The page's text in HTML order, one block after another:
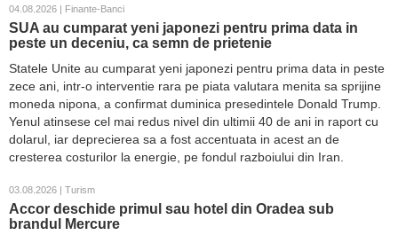
04.08.2026 | Finante-Banci
SUA au cumparat yeni japonezi pentru prima data in
peste un deceniu, ca semn de prietenie
Statele Unite au cumparat yeni japonezi pentru prima data in peste
zece ani, intr-o interventie rara pe piata valutara menita sa sprijine
moneda nipona, a confirmat duminica presedintele Donald Trump.
Yenul atinsese cel mai redus nivel din ultimii 40 de ani in raport cu
dolarul, iar deprecierea sa a fost accentuata in acest an de
cresterea costurilor la energie, pe fondul razboiului din Iran.
03.08.2026 | Turism
Accor deschide primul sau hotel din Oradea sub
brandul Mercure